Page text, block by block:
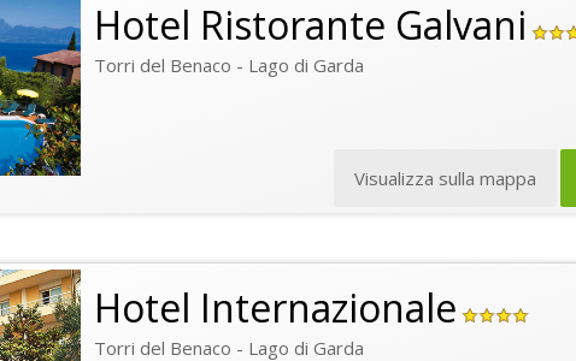
Hotel Ristorante Galvani
Torri del Benaco - Lago di Garda
Visualizza sulla mappa
Hotel Internazionale
Torri del Benaco - Lago di Garda